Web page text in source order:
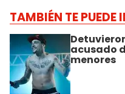
TAMBIÉN TE PUEDE
acusado
menores